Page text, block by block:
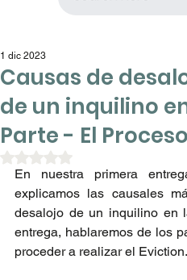
Causas de
de un inquilino
Parte - El Proceso
1 dic 2023
Obtuvo NaN de 5 estrellas.
En nuestra primera
explicamos las causales
desalojo de un inquilino en
entrega, hablaremos de los
proceder a realizar el Eviction.